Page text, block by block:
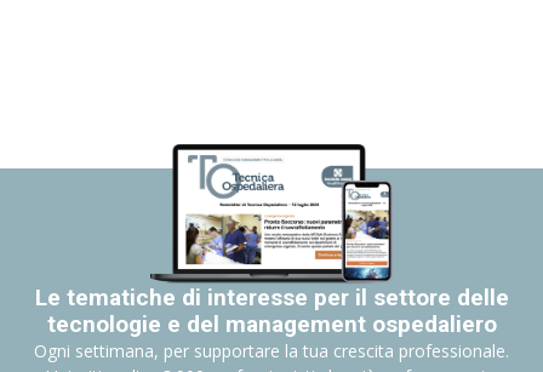
Le tematiche di interesse per il settore delle
tecnologie e del management ospedaliero
Ogni settimana, per supportare la tua crescita professionale.